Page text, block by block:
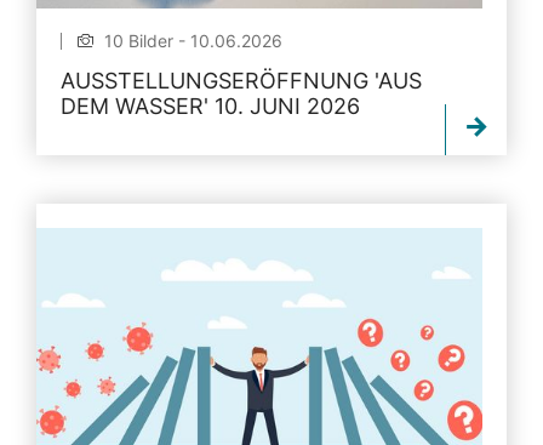
10 Bilder - 10.06.2026
AUSSTELLUNGSERÖFFNUNG 'AUS
DEM WASSER' 10. JUNI 2026